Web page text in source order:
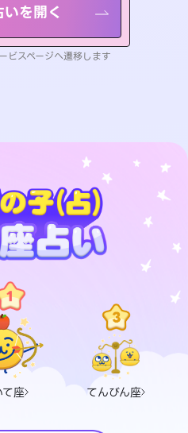
を開く
スページへ遷移します
て座 てんびん座